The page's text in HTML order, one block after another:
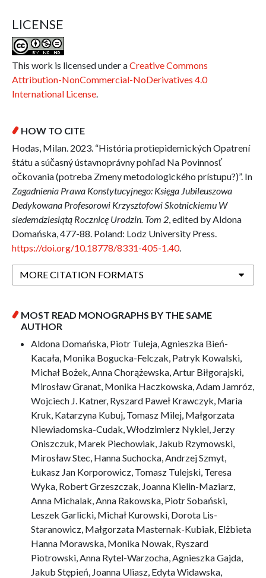
LICENSE
This work is licensed under aCreative Commons
Attribution-NonCommercial-NoDerivatives 4.0
International License.
HOW TO CITE
Hodas, Milan. 2023. “História protiepidemických Opatrení
štátu a súčasný ústavnoprávny pohľad Na Povinnosť
očkovania (potreba Zmeny metodologického prístupu?)”. In
Zagadnienia Prawa Konstytucyjnego: Księga Jubileuszowa
Dedykowana Profesorowi Krzysztofowi Skotnickiemu W
siedemdziesiątą Rocznicę Urodzin. Tom 2, edited by Aldona
Domańska, 477-88. Poland: Lodz University Press.
https://doi.org/10.18778/8331-405-1.40.
MORE CITATION FORMATS
MOST READ MONOGRAPHS BY THE SAME
AUTHOR
Aldona Domańska, Piotr Tuleja, Agnieszka Bień-
Kacała, Monika Bogucka-Felczak, Patryk Kowalski,
Michał Bożek, Anna Chorążewska, Artur Biłgorajski,
Mirosław Granat, Monika Haczkowska, Adam Jamróz,
Wojciech J. Katner, Ryszard Paweł Krawczyk, Maria
Kruk, Katarzyna Kubuj, Tomasz Milej, Małgorzata
Niewiadomska-Cudak, Włodzimierz Nykiel, Jerzy
Oniszczuk, Marek Piechowiak, Jakub Rzymowski,
Mirosław Stec, Hanna Suchocka, Andrzej Szmyt,
Łukasz Jan Korporowicz, Tomasz Tulejski, Teresa
Wyka, Robert Grzeszczak, Joanna Kielin-Maziarz,
Anna Michalak, Anna Rakowska, Piotr Sobański,
Leszek Garlicki, Michał Kurowski, Dorota Lis-
Staranowicz, Małgorzata Masternak-Kubiak, Elżbieta
Hanna Morawska, Monika Nowak, Ryszard
Piotrowski, Anna Rytel-Warzocha, Agnieszka Gajda,
Jakub Stępień, Joanna Uliasz, Edyta Widawska,